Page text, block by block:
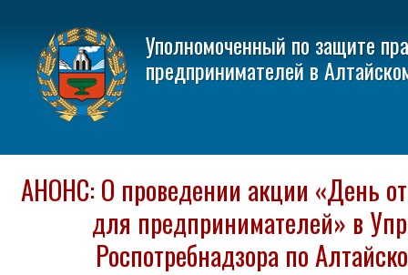
Уполномоченный по защите
предпринимателей в
АНОНС: О проведении акции «День
для предпринимателей» в
Роспотребнадзора по